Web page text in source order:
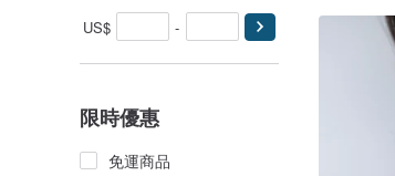
US$ -
限時優惠
免運商品